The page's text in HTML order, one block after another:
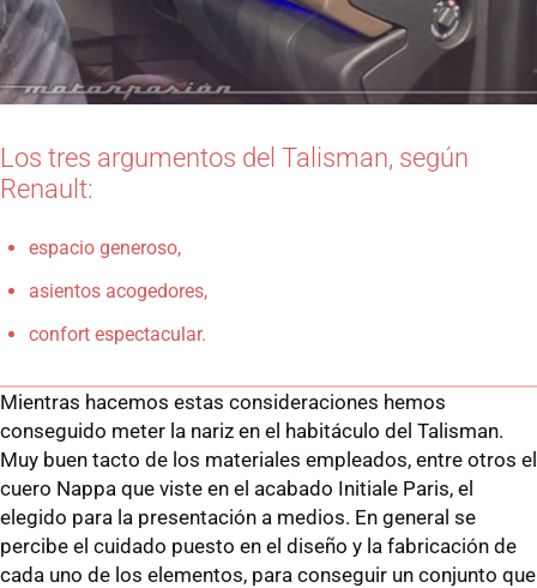
Los tres argumentos del Talisman, según
Renault:
espacio generoso,
asientos acogedores,
confort espectacular.
Mientras hacemos estas consideraciones hemos
conseguido meter la nariz en el habitáculo del Talisman.
Muy buen tacto de los materiales empleados, entre otros el
cuero Nappa que viste en el acabado Initiale Paris, el
elegido para la presentación a medios. En general se
percibe el cuidado puesto en el diseño y la fabricación de
cada uno de los elementos, para conseguir un conjunto que